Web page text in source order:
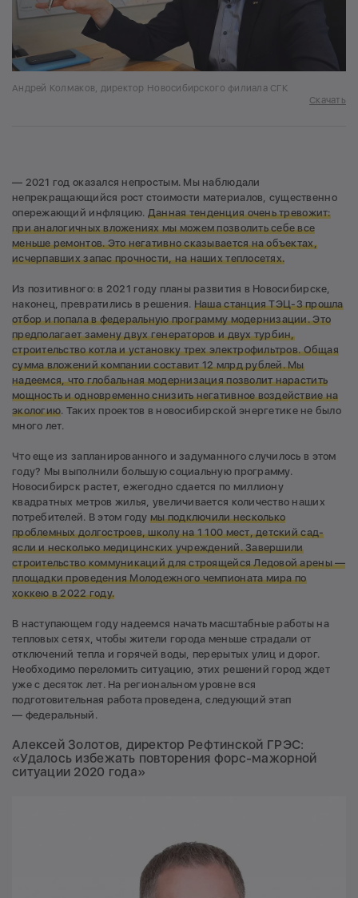
Андрей Колмаков, директор Новосибирского филиала СГК
Скачать
— 2021 год оказался непростым. Мы наблюдали
непрекращающийся рост стоимости материалов, существенно
опережающий инфляцию. Данная тенденция очень тревожит:
при аналогичных вложениях мы можем позволить себе все
меньше ремонтов. Это негативно сказывается на объектах,
исчерпавших запас прочности, на наших теплосетях.
Из позитивного: в 2021 году планы развития в Новосибирске,
наконец, превратились в решения. Наша станция ТЭЦ-3 прошла
отбор и попала в федеральную программу модернизации. Это
предполагает замену двух генераторов и двух турбин,
строительство котла и установку трех электрофильтров. Общая
сумма вложений компании составит 12 млрд рублей. Мы
надеемся, что глобальная модернизация позволит нарастить
мощность и одновременно снизить негативное воздействие на
экологию. Таких проектов в новосибирской энергетике не было
много лет.
Что еще из запланированного и задуманного случилось в этом
году? Мы выполнили большую социальную программу.
Новосибирск растет, ежегодно сдается по миллиону
квадратных метров жилья, увеличивается количество наших
потребителей. В этом годумы подключили несколько
проблемных долгостроев, школу на 1 100 мест, детский сад-
ясли и несколько медицинских учреждений. Завершили
строительство коммуникаций для строящейся Ледовой арены —
площадки проведения Молодежного чемпионата мира по
хоккею в 2022 году.
В наступающем году надеемся начать масштабные работы на
тепловых сетях, чтобы жители города меньше страдали от
отключений тепла и горячей воды, перерытых улиц и дорог.
Необходимо переломить ситуацию, этих решений город ждет
уже с десяток лет. На региональном уровне вся
подготовительная работа проведена, следующий этап
— федеральный.
Алексей Золотов, директор Рефтинской ГРЭС:
«Удалось избежать повторения форс-мажорной
ситуации 2020 года»